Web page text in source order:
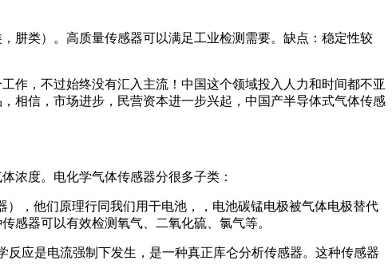
肼类）。高质量传感器可以满足工业检测需要。缺点：稳定性较
作，不过始终没有汇入主流！中国这个领域投入人力和时间都不亚
相信，市场进步，民营资本进一步兴起，中国产半导体式气体传感
浓度。电化学气体传感器分很多子类：
，他们原理行同我们用干电池，，电池碳锰电极被气体电极替代
感器可以有效检测氧气、二氧化硫、氯气等。
应是电流强制下发生，是一种真正库仑分析传感器。这种传感器